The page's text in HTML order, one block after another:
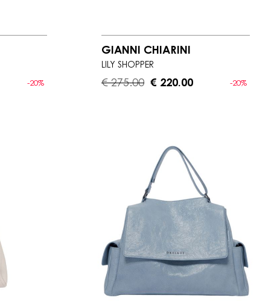
-20%
GIANNI CHIARINI
LILY SHOPPER
€ 275.00 -20%
€ 220.00